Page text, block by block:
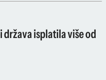
država isplatila više od